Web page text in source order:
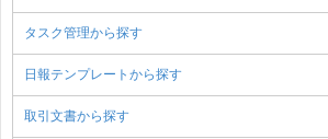
タスク管理から探す
日報テンプレートから探す
取引文書から探す